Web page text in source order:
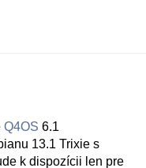
Q4OS 6.1
13.1 Trixie s
k dispozícii len pre